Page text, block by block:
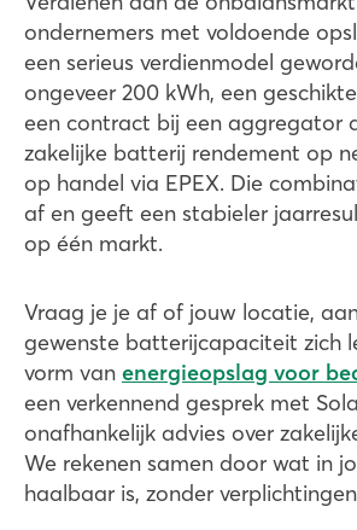
ondernemers met voldoende
een serieus verdienmodel
ongeveer 200 kWh, een
een contract bij een aggregator
zakelijke batterij rendement op
op handel via EPEX. Die
af en geeft een stabieler
op één markt.
Vraag je je af of jouw locatie,
gewenste batterijcapaciteit zich
vorm van energieopslag voor
een verkennend gesprek met
onafhankelijk advies over
We rekenen samen door wat in
haalbaar is, zonder